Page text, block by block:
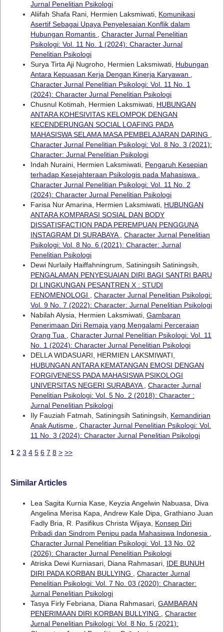
Jurnal Penelitian Psikologi
Aliifah Shafa Rani, Hermien Laksmiwati, Komunikasi
Asertif Sebagai Upaya Penyelesaian Konflik dalam
Hubungan Romantis
Character Jurnal Penelitian
Psikologi: Vol. 11 No. 1 (2024): Character Jurnal
Penelitian Psikologi
Surya Tirta Aji Nugroho, Hermien Laksmiwati, Hubungan
Antara Kepuasan Kerja Dengan Kinerja Karyawan
Character Jurnal Penelitian Psikologi: Vol. 11 No. 1
(2024): Character Jurnal Penelitian Psikologi
Chusnul Kotimah, Hermien Laksmiwati, HUBUNGAN
ANTARA KOHESIVITAS KELOMPOK DENGAN
KECENDERUNGAN SOCIAL LOAFING PADA
MAHASISWA SELAMA MASA PEMBELAJARAN DARING
Character Jurnal Penelitian Psikologi: Vol. 8 No. 3 (2021):
Character: Jurnal Penelitian Psikologi
Indah Nuraini, Hermien Laksmiwati, Pengaruh Kesepian
terhadap Kesejahteraan Psikologis pada Mahasiswa
Character Jurnal Penelitian Psikologi: Vol. 11 No. 2
(2024): Character Jurnal Penelitian Psikologi
Farisa Nur Amarina, Hermien Laksmiwati, HUBUNGAN
ANTARA KOMPARASI SOSIAL DAN BODY
DISSATISFACTION PADA PEREMPUAN PENGGUNA
INSTAGRAM DI SURABAYA
Character Jurnal Penelitian
Psikologi: Vol. 8 No. 6 (2021): Character: Jurnal
Penelitian Psikologi
Dewi Nurlaily Haiffahningrum, Satiningsih Satiningsih,
PENGALAMAN PENYESUAIAN DIRI BAGI SANTRI BARU
DI LINGKUNGAN PESANTREN X : STUDI
FENOMENOLOGI
Character Jurnal Penelitian Psikologi:
Vol. 9 No. 7 (2022): Character: Jurnal Penelitian Psikologi
Nabilah Alysia, Hermien Laksmiwati, Gambaran
Penerimaan Diri Remaja yang Mengalami Perceraian
Orang Tua
Character Jurnal Penelitian Psikologi: Vol. 11
No. 1 (2024): Character Jurnal Penelitian Psikologi
DELLA WIDASUARI, HERMIEN LAKSMIWATI,
HUBUNGAN ANTARA KEMATANGAN EMOSI DENGAN
FORGIVENESS PADA MAHASISWA PSIKOLOGI
UNIVERSITAS NEGERI SURABAYA
Character Jurnal
Penelitian Psikologi: Vol. 5 No. 2 (2018): Character :
Jurnal Penelitian Psikologi
Ily Fauziah Fatmah, Satiningsih Satiningsih, Kemandirian
Anak Autisme
Character Jurnal Penelitian Psikologi: Vol.
11 No. 3 (2024): Character Jurnal Penelitian Psikologi
1 2 3 4 5 6 7 8 > >>
Similar Articles
Lea Sagita Kurnia Kase, Keyzia Angelwin Nabuasa, Diva
Angelina Merisa Kapa, Andrew Kale Dipa, Grathiano Juan
Fadly Bria, R. Pasifikus Christa Wijaya, Konsep Diri
Pribadi dan Sindrom Penipu pada Mahasiswa Indonesia
Character Jurnal Penelitian Psikologi: Vol. 13 No. 02
(2026): Character Jurnal Penelitian Psikologi
Atriska Dewi Kurniasari, Diana Rahmasari, IDE BUNUH
DIRI PADA KORBAN BULLYING
Character Jurnal
Penelitian Psikologi: Vol. 7 No. 03 (2020): Character:
Jurnal Penelitian Psikologi
Tasya Firly Febriana, Diana Rahmasari, GAMBARAN
PENERIMAAN DIRI KORBAN BULLYING
Character
Jurnal Penelitian Psikologi: Vol. 8 No. 5 (2021):